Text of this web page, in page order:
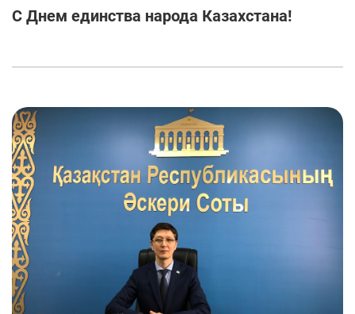
С Днем единства народа Казахстана!